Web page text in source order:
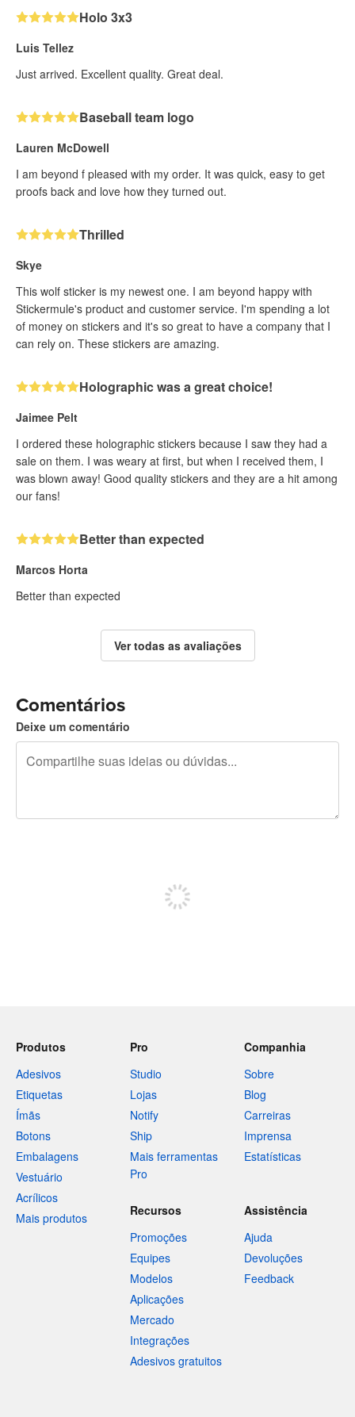
Holo 3x3
Luis Tellez
Just arrived. Excellent quality. Great deal.
Baseball team logo
Lauren McDowell
I am beyond f pleased with my order. It was quick, easy to get
proofs back and love how they turned out.
Thrilled
Skye
This wolf sticker is my newest one. I am beyond happy with
Stickermule's product and customer service. I'm spending a lot
of money on stickers and it's so great to have a company that I
can rely on. These stickers are amazing.
Holographic was a great choice!
Jaimee Pelt
I ordered these holographic stickers because I saw they had a
sale on them. I was weary at first, but when I received them, I
was blown away! Good quality stickers and they are a hit among
our fans!
Better than expected
Marcos Horta
Better than expected
Ver todas as avaliações
Comentários
Deixe um comentário
Produtos
Adesivos
Etiquetas
Ímãs
Botons
Embalagens
Vestuário
Acrílicos
Mais produtos
Pro
Studio
Lojas
Notify
Ship
Mais ferramentas
Pro
Companhia
Sobre
Blog
Carreiras
Imprensa
Estatísticas
Recursos
Promoções
Equipes
Modelos
Aplicações
Mercado
Integrações
Adesivos gratuitos
Assistência
Ajuda
Devoluções
Feedback